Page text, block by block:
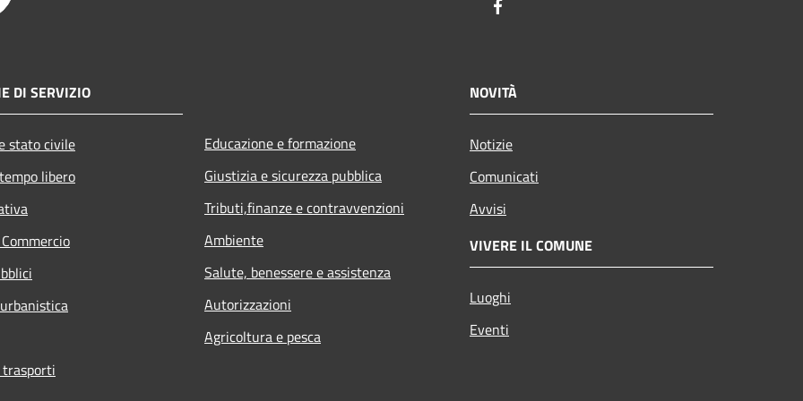
DI SERVIZIO
stato civile
libero
Educazione e formazione
Giustizia e sicurezza pubblica
Tributi,finanze e contravvenzioni
Ambiente
Salute, benessere e assistenza
Autorizzazioni
Agricoltura e pesca
NOVITÀ
Notizie
Comunicati
Avvisi
VIVERE IL COMUNE
Luoghi
Eventi